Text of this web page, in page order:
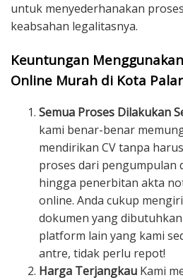
untuk menyederhanakan
keabsahan legalitasnya.
Keuntungan
Online Murah di Kota
Semua Proses Dilakukan
kami benar-benar
mendirikan CV tanpa
proses dari pengumpulan
hingga penerbitan akta
online. Anda cukup
dokumen yang
platform lain yang kami
antre, tidak perlu repot!
Harga Terjangkau Kami